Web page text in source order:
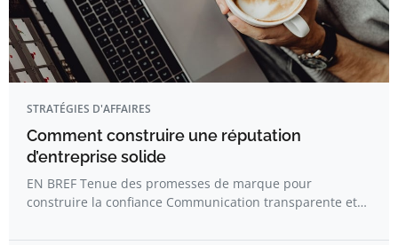
STRATÉGIES D'AFFAIRES
Comment construire une réputation
d’entreprise solide
EN BREF Tenue des promesses de marque pour
construire la confiance Communication transparente et…